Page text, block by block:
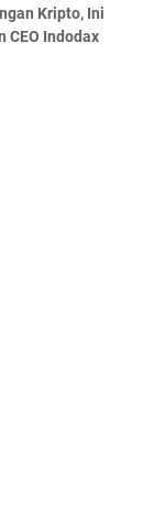
Kripto, Ini
CEO Indodax